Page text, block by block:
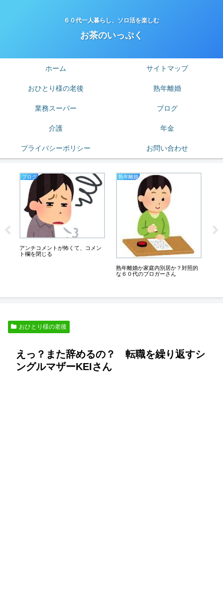
６０代一人暮らし、ソロ活を楽しむ
お茶のいっぷく
ホーム サイトマップ
おひとり様の老後 熟年離婚
業務スーパー ブログ
介護 年金
プライバシーポリシー お問い合わせ
ブログ
アンチコメントが怖くて、コメン
ト欄を閉じる
熟年離婚
熟年離婚か家庭内別居か？対照的
な６０代のブロガーさん
膝
おひとり様の老後
えっ？また辞めるの？ 転職を繰り返すシ
ングルマザーKEIさん